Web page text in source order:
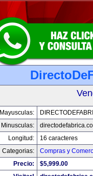
Mayusculas:
Minusculas:
Longitud:
16 caracteres
Categorias:
Compras y
Precio:
$5,999.00